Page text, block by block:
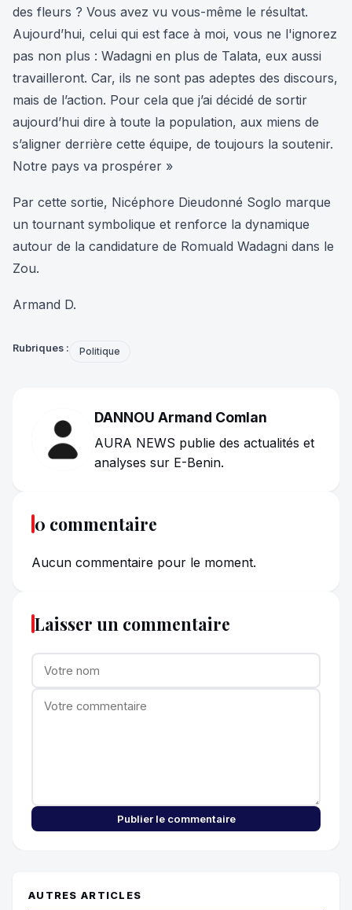
des fleurs ? Vous avez vu vous-même le résultat.
Aujourd’hui, celui qui est face à moi, vous ne l'ignorez
pas non plus : Wadagni en plus de Talata, eux aussi
travailleront. Car, ils ne sont pas adeptes des discours,
mais de l’action. Pour cela que j’ai décidé de sortir
aujourd’hui dire à toute la population, aux miens de
s’aligner derrière cette équipe, de toujours la soutenir.
Notre pays va prospérer »
Par cette sortie, Nicéphore Dieudonné Soglo marque
un tournant symbolique et renforce la dynamique
autour de la candidature de Romuald Wadagni dans le
Zou.
Armand D.
Rubriques : Politique
DANNOU Armand Comlan
AURA NEWS publie des actualités et
analyses sur E-Benin.
0 commentaire
Aucun commentaire pour le moment.
Laisser un commentaire
Publier le commentaire
AUTRES ARTICLES